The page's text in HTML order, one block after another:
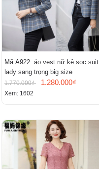
Mã A922: áo vest nữ kẻ sọc suit
lady sang trọng big size
1.770.000₫ 1.280.000₫
Xem: 1602